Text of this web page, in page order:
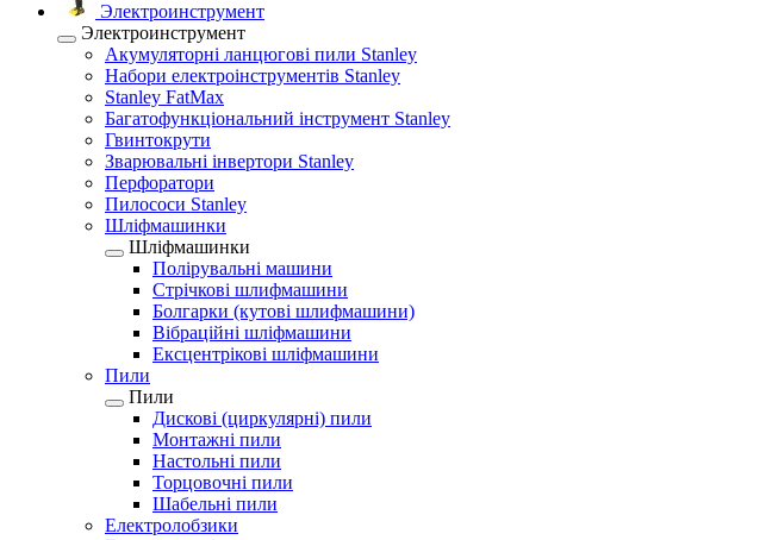
Электроинструмент
Электроинструмент
Акумуляторні ланцюгові пили Stanley
Набори електроінструментів Stanley
Stanley FatMax
Багатофункціональний інструмент Stanley
Гвинтокрути
Зварювальні інвертори Stanley
Перфоратори
Пилососи Stanley
Шліфмашинки
Шліфмашинки
Полірувальні машини
Стрічкові шлифмашини
Болгарки (кутові шлифмашини)
Вібраційні шліфмашини
Ексцентрікові шліфмашини
Пили
Пили
Дискові (циркулярні) пили
Монтажні пили
Настольні пили
Торцовочні пили
Шабельні пили
Електролобзики